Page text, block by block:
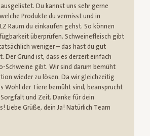
Du kannst uns sehr gerne
Produkte du vermisst und in
Raum du einkaufen gehst. So können
überprüfen. Schweinefleisch gibt
weniger – das hast du gut
Der Grund ist, dass es derzeit einfach
Schweine gibt. Wir sind darum bemüht
wieder zu lösen. Da wir gleichzeitig
Wohl der Tiere bemüht sind, beansprucht
und Zeit. Danke für dein
Liebe Grüße, dein Ja! Natürlich Team